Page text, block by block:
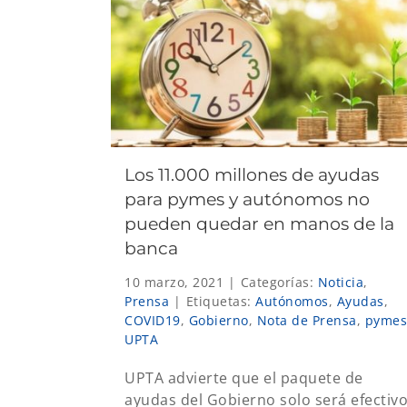
Los 11.000 millones de ayudas
para pymes y autónomos no
pueden quedar en manos de la
banca
10 marzo, 2021 | Categorías: Noticia,
Prensa | Etiquetas: Autónomos, Ayudas,
COVID19, Gobierno, Nota de Prensa, pymes
UPTA
UPTA advierte que el paquete de
ayudas del Gobierno solo será efectivo